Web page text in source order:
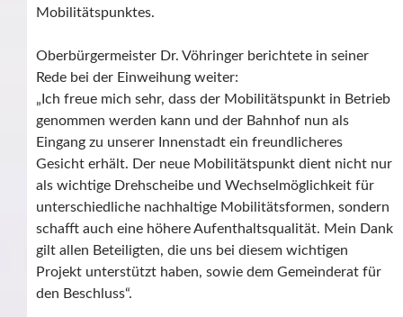
Mobilitätspunktes.
Oberbürgermeister Dr. Vöhringer berichtete in seiner
Rede bei der Einweihung weiter:
„Ich freue mich sehr, dass der Mobilitätspunkt in Betrieb
genommen werden kann und der Bahnhof nun als
Eingang zu unserer Innenstadt ein freundlicheres
Gesicht erhält. Der neue Mobilitätspunkt dient nicht nur
als wichtige Drehscheibe und Wechselmöglichkeit für
unterschiedliche nachhaltige Mobilitätsformen, sondern
schafft auch eine höhere Aufenthaltsqualität. Mein Dank
gilt allen Beteiligten, die uns bei diesem wichtigen
Projekt unterstützt haben, sowie dem Gemeinderat für
den Beschluss“.